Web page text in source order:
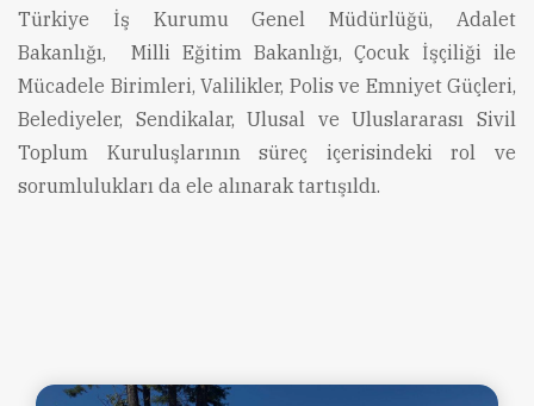
Türkiye İş Kurumu Genel Müdürlüğü, Adalet
Bakanlığı, Milli Eğitim Bakanlığı, Çocuk İşçiliği ile
Mücadele Birimleri, Valilikler, Polis ve Emniyet Güçleri,
Belediyeler, Sendikalar, Ulusal ve Uluslararası Sivil
Toplum Kuruluşlarının süreç içerisindeki rol ve
sorumlulukları da ele alınarak tartışıldı.